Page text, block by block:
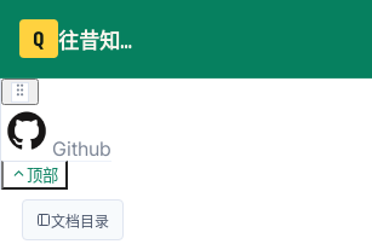
Q 往昔知识库
Github
顶部
文档目录